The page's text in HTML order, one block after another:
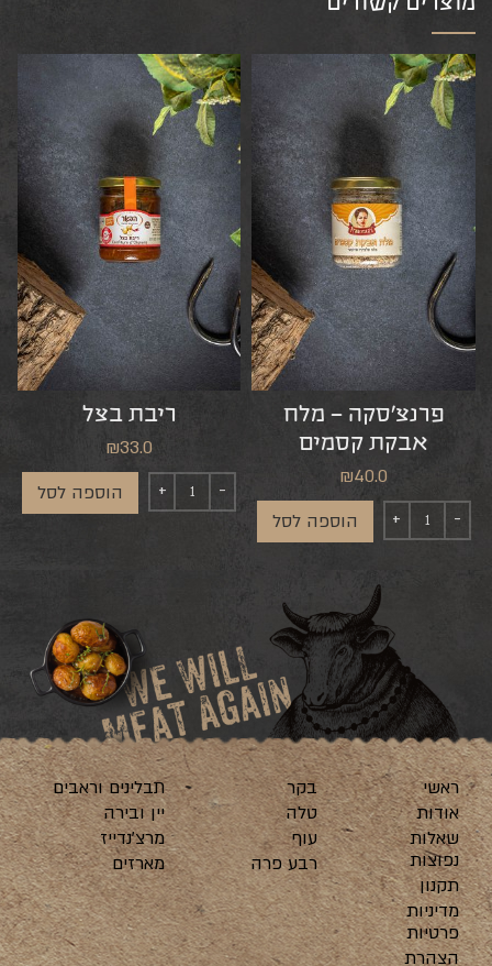
פרנצ’סקה – מלח
אבקת קסמים
₪40.0
הוספה לסל
ריבת בצל
₪33.0
הוספה לסל
ראשי
אודות
שאלות
נפוצות
תקנון
מדיניות
פרטיות
הצהרת
בקר
טלה
עוף
רבע פרה
תבלינים וראבים
יין ובירה
מרצ’נדייז
מארזים